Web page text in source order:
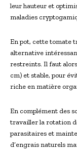
leur hauteur et
maladies
En pot, cette tomate
alternative
restreints. Il faut
cm) et stable, pour
riche en matière
En complément des
travailler la rotation
parasitaires et
d’engrais naturels